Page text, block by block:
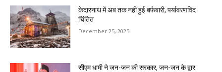
केदारनाथ में अब तक नहीं हुई बर्फबारी, पर्यावरणविद
चिंतित
December 25, 2025
सीएम धामी ने जन-जन की सरकार, जन-जन के द्वार